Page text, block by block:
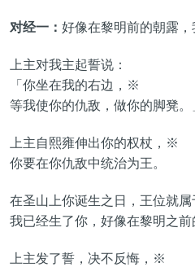
对经一： 好像在黎明前的朝露，
上主对我主起誓说：
「你坐在我的右边，※
等我使你的仇敌，做你的脚凳。
上主自熙雍伸出你的权杖，※
你要在你仇敌中统治为王。
在圣山上你诞生之日，王位就
我已经生了你，好像在黎明之前
上主发了誓，决不反悔，※